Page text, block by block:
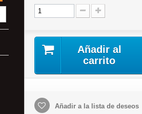
Añadir al
carrito
Añadir a la lista de deseos